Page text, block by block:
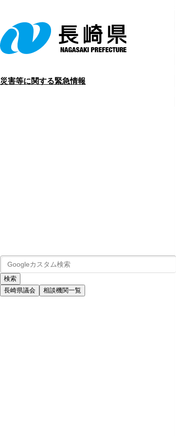
災害等に関する緊急情報
長崎県議会 相談機関一覧